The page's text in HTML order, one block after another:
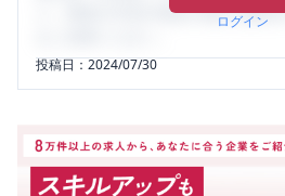
ログイン
り、将来の不安や現在の悩みを解消
投稿日：2024/07/30